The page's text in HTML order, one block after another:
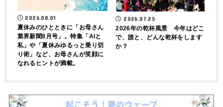
2026.08.01
夏休みのひとときに「お母さん
業界新聞8月号」。特集「AIと
私」や「夏休みゆるっと乗り切
り術」など、お母さんが笑顔に
なれるヒントが満載。
2026.07.25
2026年の乾杯風景 今年はどこ
で、誰と、どんな乾杯をします
か？